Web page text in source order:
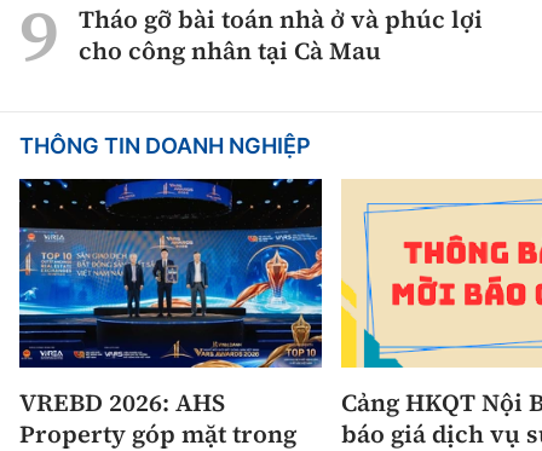
Tháo gỡ bài toán nhà ở và phúc lợi
cho công nhân tại Cà Mau
THÔNG TIN DOANH NGHIỆP
VREBD 2026: AHS
Property góp mặt trong
Cảng HKQT Nội
báo giá dịch vụ